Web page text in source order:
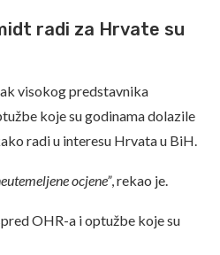
radi za Hrvate su
visokog predstavnika
koje su godinama dolazile
radi u interesu Hrvata u BiH.
ocjene”, rekao je.
OHR-a i optužbe koje su